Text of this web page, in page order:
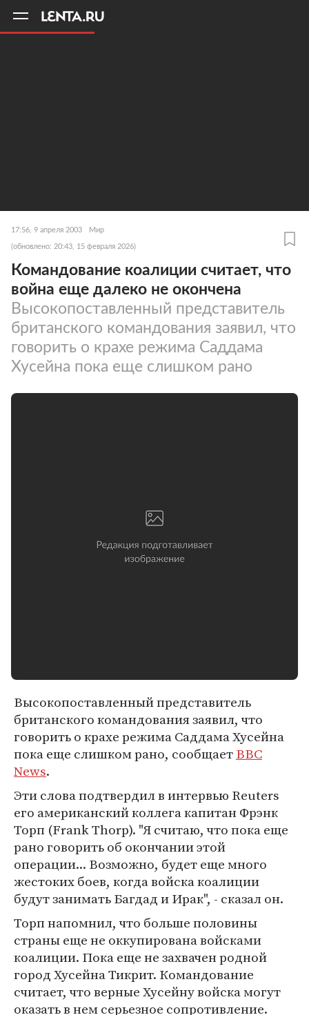
17:56, 9 апреля 2003 Мир
(обновлено: 20:43, 15 февраля 2026)
Командование коалиции считает, что
война еще далеко не окончена
Высокопоставленный представитель
британского командования заявил, что
говорить о крахе режима Саддама
Хуcейна пока еще слишком рано
Высокопоставленный представитель
британского командования заявил, что
говорить о крахе режима Саддама Хуcейна
пока еще слишком рано, сообщаетBBC
News.
Эти слова подтвердил в интервью Reuters
его американский коллега капитан Фрэнк
Торп (Frank Thorp). "Я считаю, что пока еще
рано говорить об окончании этой
операции... Возможно, будет еще много
жестоких боев, когда войска коалиции
будут занимать Багдад и Ирак", - сказал он.
Торп напомнил, что больше половины
страны еще не оккупирована войсками
коалиции. Пока еще не захвачен родной
город Хусейна Тикрит. Командование
считает, что верные Хусейну войска могут
оказать в нем серьезное сопротивление.